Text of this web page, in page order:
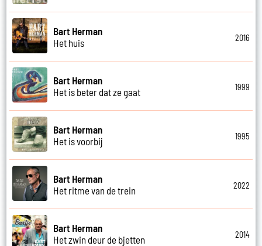
Bart Herman
Het huis
2016
Bart Herman
Het is beter dat ze gaat
1999
Bart Herman
Het is voorbij
1995
Bart Herman
Het ritme van de trein
2022
Bart Herman
Het zwin deur de bjetten
2014